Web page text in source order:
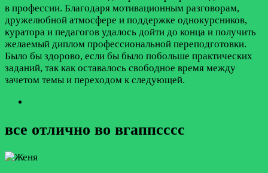
в профессии. Благодаря мотивационным разговорам,
дружелюбной атмосфере и поддержке однокурсников,
куратора и педагогов удалось дойти до конца и получить
желаемый диплом профессиональной переподготовки.
Было бы здорово, если бы было побольше практических
заданий, так как оставалось свободное время между
зачетом темы и переходом к следующей.
все отлично во вгаппсссс